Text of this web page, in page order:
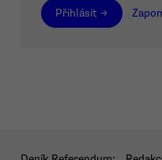
Přihlásit →